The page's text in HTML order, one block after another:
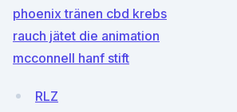
phoenix tränen cbd krebs
rauch jätet die animation
mcconnell hanf stift
RLZ